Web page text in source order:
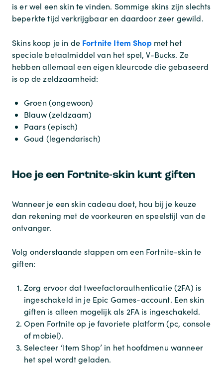
is er wel een skin te vinden. Sommige skins zijn slechts
beperkte tijd verkrijgbaar en daardoor zeer gewild.
Skins koop je in de Fortnite Item Shopmet het
speciale betaalmiddel van het spel, V-Bucks. Ze
hebben allemaal een eigen kleurcode die gebaseerd
is op de zeldzaamheid:
Groen (ongewoon)
Blauw (zeldzaam)
Paars (episch)
Goud (legendarisch)
Hoe je een Fortnite-skin kunt giften
Wanneer je een skin cadeau doet, hou bij je keuze
dan rekening met de voorkeuren en speelstijl van de
ontvanger.
Volg onderstaande stappen om een ​​Fortnite-skin te
giften:
Zorg ervoor dat tweefactorauthenticatie (2FA) is
ingeschakeld in je Epic Games-account. Een skin
giften is alleen mogelijk als 2FA is ingeschakeld.
Open Fortnite op je favoriete platform (pc, console
of mobiel).
Selecteer ‘Item Shop’ in het hoofdmenu wanneer
het spel wordt geladen.